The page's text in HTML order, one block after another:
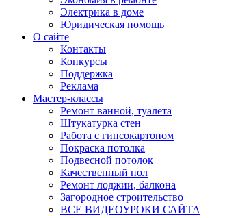
Электрика в доме
Юридическая помощь
О сайте
Контакты
Конкурсы
Поддержка
Реклама
Мастер-классы
Ремонт ванной, туалета
Штукатурка стен
Работа с гипсокартоном
Покраска потолка
Подвесной потолок
Качественный пол
Ремонт лоджии, балкона
Загородное строительство
ВСЕ ВИДЕОУРОКИ САЙТА